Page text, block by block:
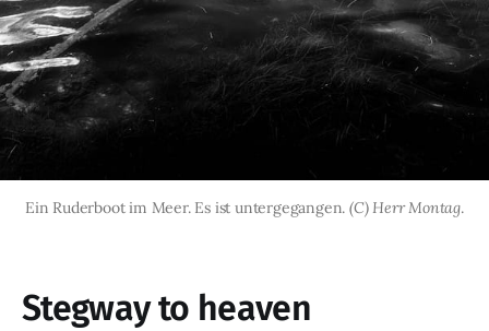
Ein Ruderboot im Meer. Es ist untergegangen. (C) Herr Montag.
Stegway to heaven